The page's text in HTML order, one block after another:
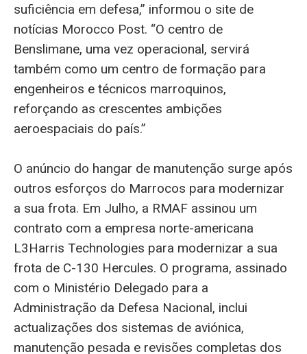
suficiência em defesa,” informou o site de
notícias Morocco Post. “O centro de
Benslimane, uma vez operacional, servirá
também como um centro de formação para
engenheiros e técnicos marroquinos,
reforçando as crescentes ambições
aeroespaciais do país.”
O anúncio do hangar de manutenção surge após
outros esforços do Marrocos para modernizar
a sua frota. Em Julho, a RMAF assinou um
contrato com a empresa norte-americana
L3Harris Technologies para modernizar a sua
frota de C-130 Hercules. O programa, assinado
com o Ministério Delegado para a
Administração da Defesa Nacional, inclui
actualizações dos sistemas de aviónica,
manutenção pesada e revisões completas dos